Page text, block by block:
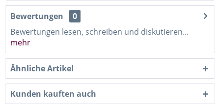
Bewertungen
0
Bewertungen lesen, schreiben und diskutieren...
mehr
Ähnliche Artikel
Kunden kauften auch